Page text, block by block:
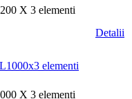
X 3 elementi
Detalii
elementi
X 3 elementi